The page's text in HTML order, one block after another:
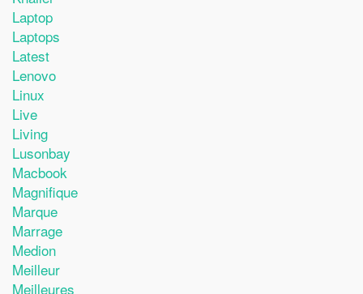
Laptop
Laptops
Latest
Lenovo
Linux
Live
Living
Lusonbay
Macbook
Magnifique
Marque
Marrage
Medion
Meilleur
Meilleures